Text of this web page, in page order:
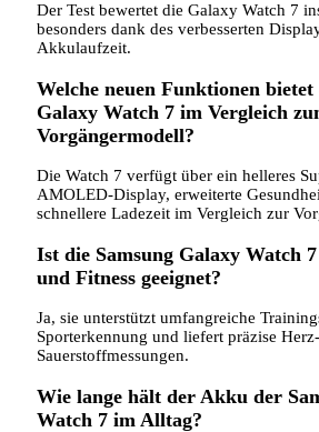
Der Test bewertet die Galaxy Watch 7
besonders dank des verbesserten
Akkulaufzeit.
Welche neuen Funktionen bietet
Galaxy Watch 7 im Vergleich
Vorgängermodell?
Die Watch 7 verfügt über ein helleres
AMOLED‑Display, erweiterte
schnellere Ladezeit im Vergleich zur
Ist die Samsung Galaxy Watch
und Fitness geeignet?
Ja, sie unterstützt umfangreiche
Sporterkennung und liefert präzise
Sauerstoffmessungen.
Wie lange hält der Akku der
Watch 7 im Alltag?